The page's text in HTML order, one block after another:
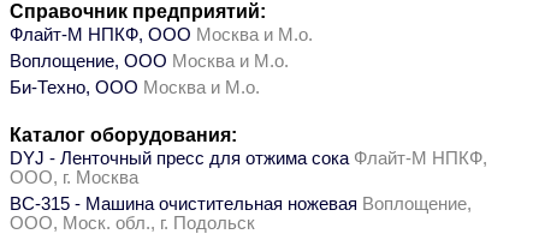
Справочник предприятий:
Флайт-М НПКФ, ООО Москва и М.о.
Воплощение, ООО Москва и М.о.
Би-Техно, ООО Москва и М.о.
Каталог оборудования:
DYJ - Ленточный пресс для отжима сока Флайт-М НПКФ,
ООО, г. Москва
ВС-315 - Машина очистительная ножевая Воплощение,
ООО, Моск. обл., г. Подольск